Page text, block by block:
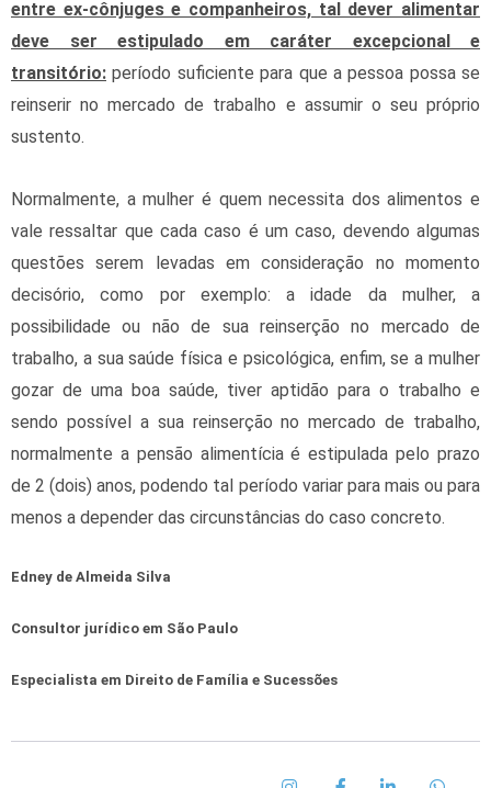
entre ex-cônjuges e companheiros, tal dever alimentar
deve ser estipulado em caráter excepcional e
transitório: período suficiente para que a pessoa possa se
reinserir no mercado de trabalho e assumir o seu próprio
sustento.
Normalmente, a mulher é quem necessita dos alimentos e
vale ressaltar que cada caso é um caso, devendo algumas
questões serem levadas em consideração no momento
decisório, como por exemplo: a idade da mulher, a
possibilidade ou não de sua reinserção no mercado de
trabalho, a sua saúde física e psicológica, enfim, se a mulher
gozar de uma boa saúde, tiver aptidão para o trabalho e
sendo possível a sua reinserção no mercado de trabalho,
normalmente a pensão alimentícia é estipulada pelo prazo
de 2 (dois) anos, podendo tal período variar para mais ou para
menos a depender das circunstâncias do caso concreto.
Edney de Almeida Silva
Consultor jurídico em São Paulo
Especialista em Direito de Família e Sucessões